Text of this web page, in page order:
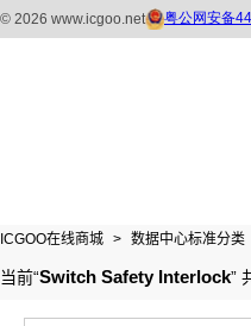
ICGOO在线商城 > 数据中心标准分类
当前“Switch Safety Interlock”